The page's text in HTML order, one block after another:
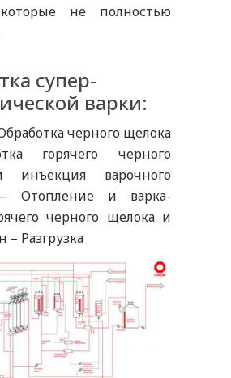
не полностью
супер-
варки:
черного щелока
горячего черного
инъекция варочного
– Отопление и варка-
черного щелока и
– Разгрузка